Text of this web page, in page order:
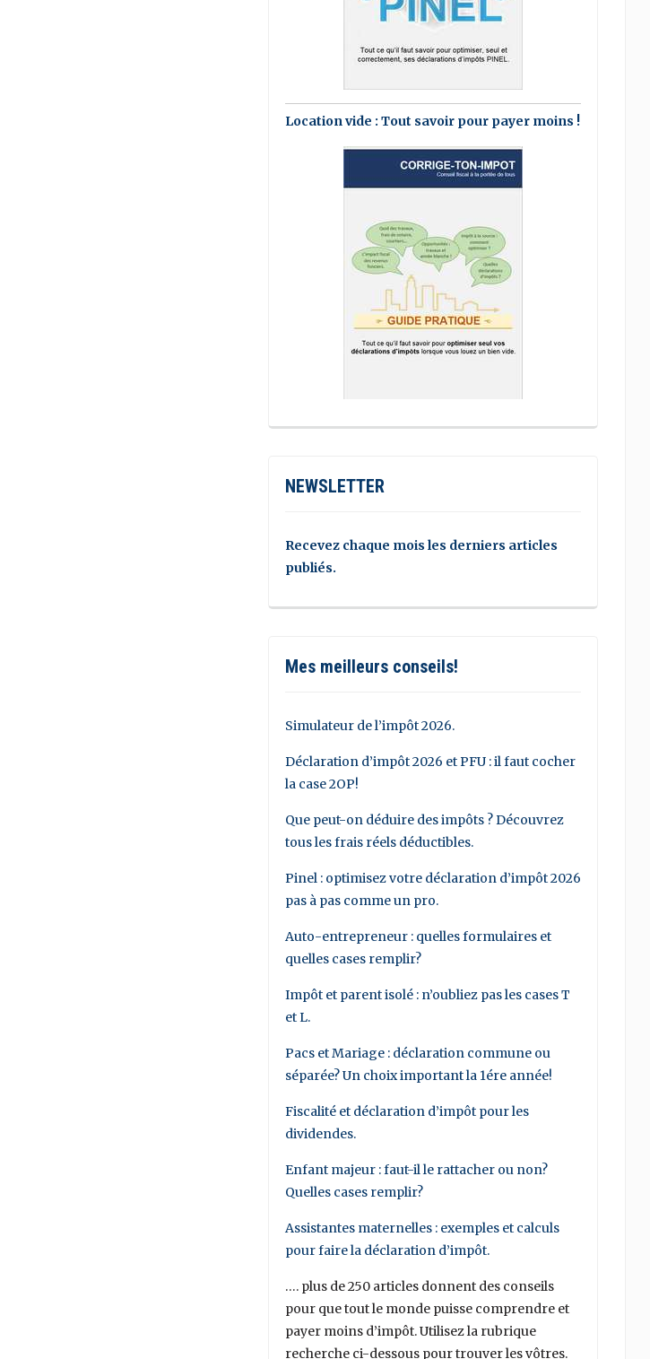
Location vide : Tout savoir pour payer moins !
NEWSLETTER
Recevez chaque mois les derniers articles
publiés.
Mes meilleurs conseils!
Simulateur de l’impôt 2026.
Déclaration d’impôt 2026 et PFU : il faut cocher
la case 2OP!
Que peut-on déduire des impôts ? Découvrez
tous les frais réels déductibles.
Pinel : optimisez votre déclaration d’impôt 2026
pas à pas comme un pro.
Auto-entrepreneur : quelles formulaires et
quelles cases remplir?
Impôt et parent isolé : n’oubliez pas les cases T
et L.
Pacs et Mariage : déclaration commune ou
séparée? Un choix important la 1ére année!
Fiscalité et déclaration d’impôt pour les
dividendes.
Enfant majeur : faut-il le rattacher ou non?
Quelles cases remplir?
Assistantes maternelles : exemples et calculs
pour faire la déclaration d’impôt.
…. plus de 250 articles donnent des conseils
pour que tout le monde puisse comprendre et
payer moins d’impôt. Utilisez la rubrique
recherche ci-dessous pour trouver les vôtres.